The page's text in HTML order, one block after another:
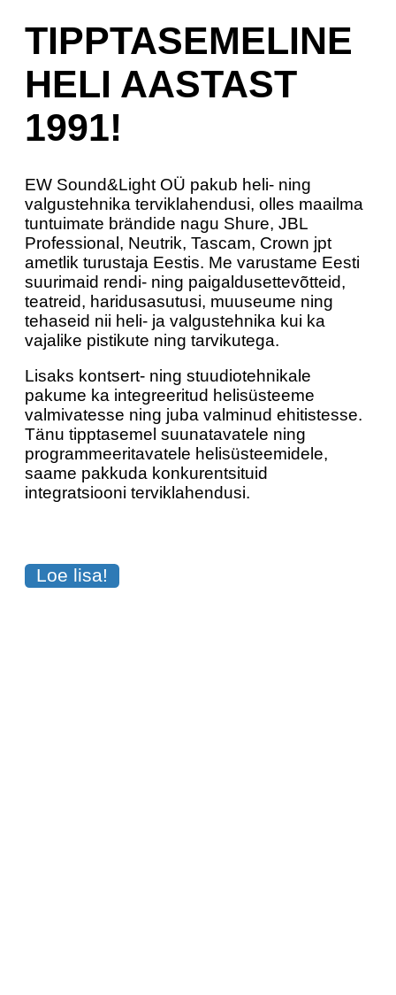
TIPPTASEMELINE
HELI AASTAST
1991!
EW Sound&Light OÜ pakub heli- ning
valgustehnika terviklahendusi, olles maailma
tuntuimate brändide nagu Shure, JBL
Professional, Neutrik, Tascam, Crown jpt
ametlik turustaja Eestis. Me varustame Eesti
suurimaid rendi- ning paigaldusettevõtteid,
teatreid, haridusasutusi, muuseume ning
tehaseid nii heli- ja valgustehnika kui ka
vajalike pistikute ning tarvikutega.
Lisaks kontsert- ning stuudiotehnikale
pakume ka integreeritud helisüsteeme
valmivatesse ning juba valminud ehitistesse.
Tänu tipptasemel suunatavatele ning
programmeeritavatele helisüsteemidele,
saame pakkuda konkurentsituid
integratsiooni terviklahendusi.
Loe lisa!